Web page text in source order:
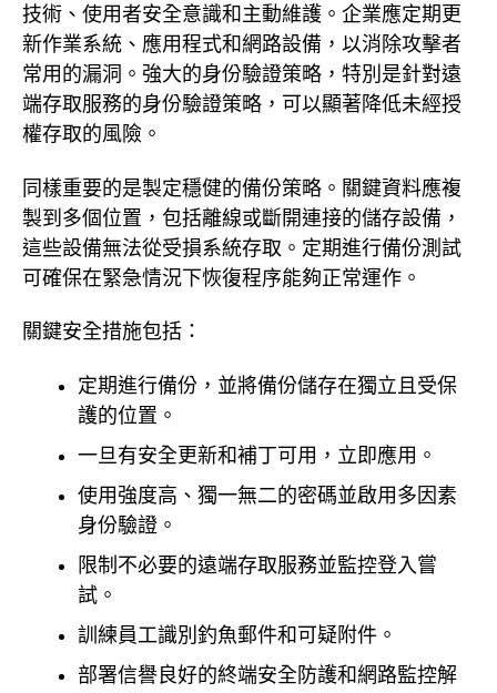
技術、使用者安全意識和主動維護。企業應定期更
新作業系統、應用程式和網路設備，以消除攻擊者
常用的漏洞。強大的身份驗證策略，特別是針對遠
端存取服務的身份驗證策略，可以顯著降低未經授
權存取的風險。
同樣重要的是製定穩健的備份策略。關鍵資料應複
製到多個位置，包括離線或斷開連接的儲存設備，
這些設備無法從受損系統存取。定期進行備份測試
可確保在緊急情況下恢復程序能夠正常運作。
關鍵安全措施包括：
定期進行備份，並將備份儲存在獨立且受保
護的位置。
一旦有安全更新和補丁可用，立即應用。
使用強度高、獨一無二的密碼並啟用多因素
身份驗證。
限制不必要的遠端存取服務並監控登入嘗
試。
訓練員工識別釣魚郵件和可疑附件。
部署信譽良好的終端安全防護和網路監控解